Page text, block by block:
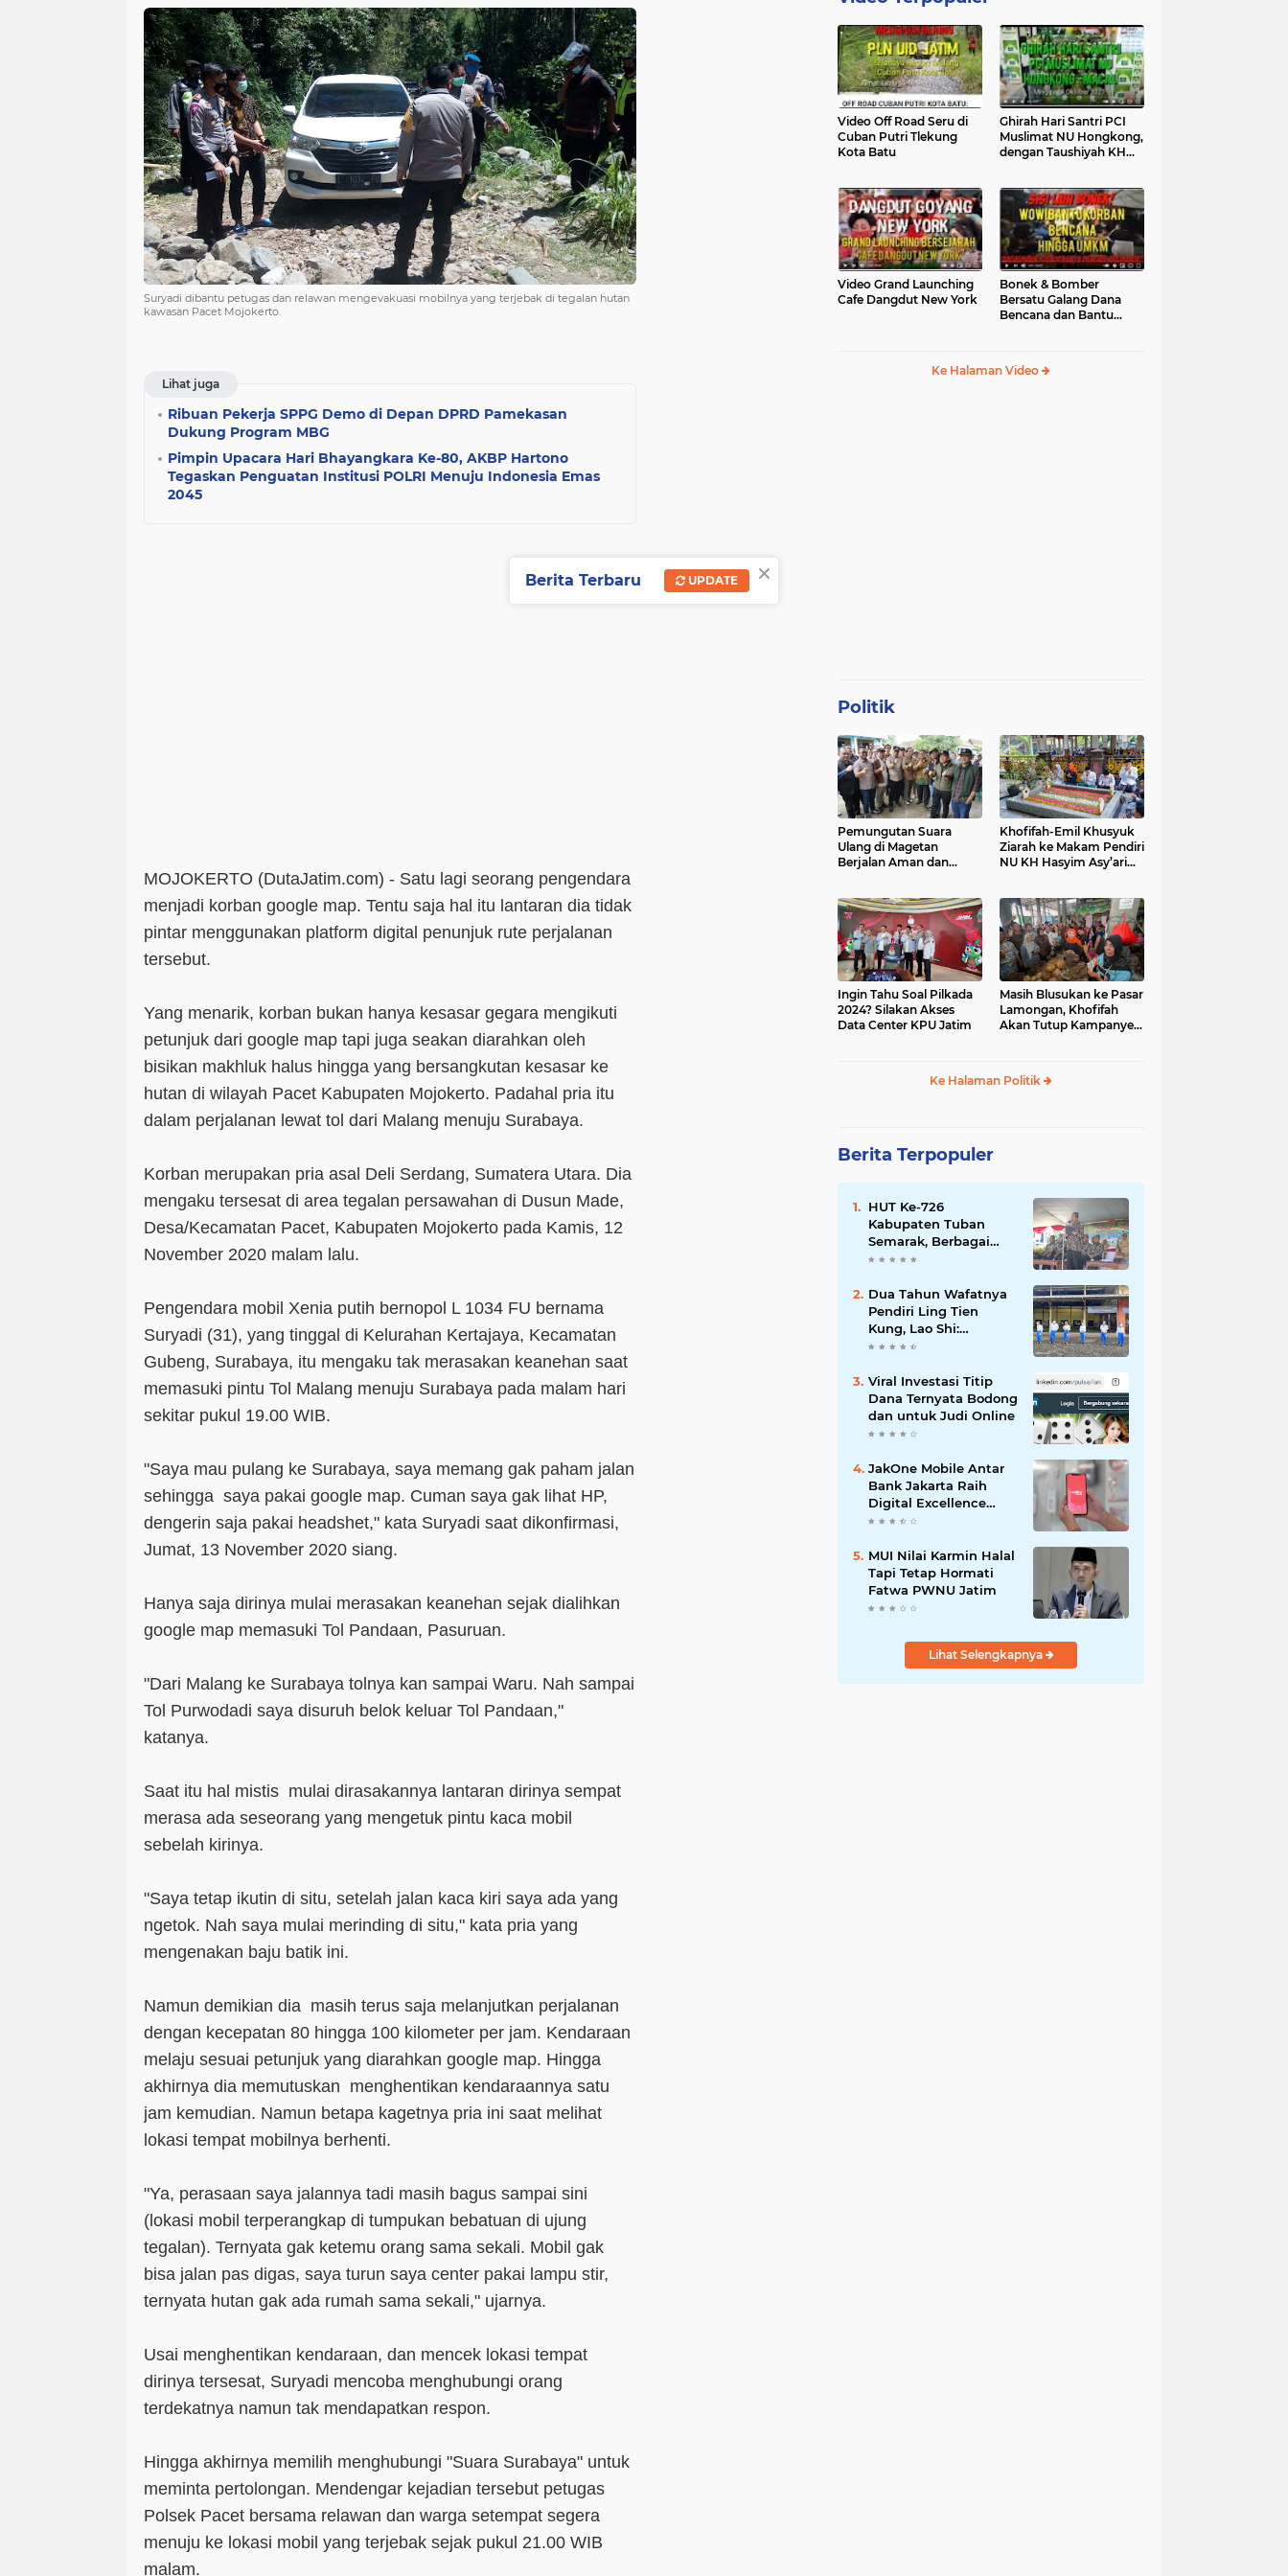
Suryadi dibantu petugas dan relawan mengevakuasi mobilnya yang terjebak di tegalan hutan
kawasan Pacet Mojokerto.
Lihat juga
Ribuan Pekerja SPPG Demo di Depan DPRD Pamekasan
Dukung Program MBG
Pimpin Upacara Hari Bhayangkara Ke-80, AKBP Hartono
Tegaskan Penguatan Institusi POLRI Menuju Indonesia Emas
2045
MOJOKERTO (DutaJatim.com) - Satu lagi seorang pengendara
menjadi korban google map. Tentu saja hal itu lantaran dia tidak
pintar menggunakan platform digital penunjuk rute perjalanan
tersebut.
Yang menarik, korban bukan hanya kesasar gegara mengikuti
petunjuk dari google map tapi juga seakan diarahkan oleh
bisikan makhluk halus hingga yang bersangkutan kesasar ke
hutan di wilayah Pacet Kabupaten Mojokerto. Padahal pria itu
dalam perjalanan lewat tol dari Malang menuju Surabaya.
Korban merupakan pria asal Deli Serdang, Sumatera Utara. Dia
mengaku tersesat di area tegalan persawahan di Dusun Made,
Desa/Kecamatan Pacet, Kabupaten Mojokerto pada Kamis, 12
November 2020 malam lalu.
Pengendara mobil Xenia putih bernopol L 1034 FU bernama
Suryadi (31), yang tinggal di Kelurahan Kertajaya, Kecamatan
Gubeng, Surabaya, itu mengaku tak merasakan keanehan saat
memasuki pintu Tol Malang menuju Surabaya pada malam hari
sekitar pukul 19.00 WIB.
"Saya mau pulang ke Surabaya, saya memang gak paham jalan
sehingga saya pakai google map. Cuman saya gak lihat HP,
dengerin saja pakai headshet," kata Suryadi saat dikonfirmasi,
Jumat, 13 November 2020 siang.
Hanya saja dirinya mulai merasakan keanehan sejak dialihkan
google map memasuki Tol Pandaan, Pasuruan.
"Dari Malang ke Surabaya tolnya kan sampai Waru. Nah sampai
Tol Purwodadi saya disuruh belok keluar Tol Pandaan,"
katanya.
Saat itu hal mistis mulai dirasakannya lantaran dirinya sempat
merasa ada seseorang yang mengetuk pintu kaca mobil
sebelah kirinya.
"Saya tetap ikutin di situ, setelah jalan kaca kiri saya ada yang
ngetok. Nah saya mulai merinding di situ," kata pria yang
mengenakan baju batik ini.
Namun demikian dia masih terus saja melanjutkan perjalanan
dengan kecepatan 80 hingga 100 kilometer per jam. Kendaraan
melaju sesuai petunjuk yang diarahkan google map. Hingga
akhirnya dia memutuskan menghentikan kendaraannya satu
jam kemudian. Namun betapa kagetnya pria ini saat melihat
lokasi tempat mobilnya berhenti.
"Ya, perasaan saya jalannya tadi masih bagus sampai sini
(lokasi mobil terperangkap di tumpukan bebatuan di ujung
tegalan). Ternyata gak ketemu orang sama sekali. Mobil gak
bisa jalan pas digas, saya turun saya center pakai lampu stir,
ternyata hutan gak ada rumah sama sekali," ujarnya.
Usai menghentikan kendaraan, dan mencek lokasi tempat
dirinya tersesat, Suryadi mencoba menghubungi orang
terdekatnya namun tak mendapatkan respon.
Hingga akhirnya memilih menghubungi "Suara Surabaya" untuk
meminta pertolongan. Mendengar kejadian tersebut petugas
Polsek Pacet bersama relawan dan warga setempat segera
menuju ke lokasi mobil yang terjebak sejak pukul 21.00 WIB
malam.
Video Off Road Seru di
Cuban Putri Tlekung
Kota Batu
Ghirah Hari Santri PCI
Muslimat NU Hongkong,
dengan Taushiyah KH
Video Grand Launching
Cafe Dangdut New York
Bonek & Bomber
Bersatu Galang Dana
Bencana dan Bantu
Ke Halaman Video
Politik
Pemungutan Suara
Ulang di Magetan
Berjalan Aman dan
Khofifah-Emil Khusyuk
Ziarah ke Makam Pendiri
NU KH Hasyim Asy’ari
Ingin Tahu Soal Pilkada
2024? Silakan Akses
Data Center KPU Jatim
Masih Blusukan ke Pasar
Lamongan, Khofifah
Akan Tutup Kampanye
Ke Halaman Politik
Berita Terpopuler
HUT Ke-726
Kabupaten Tuban
Semarak, Berbagai
Prestasinya Pun
Dua Tahun Wafatnya
Pendiri Ling Tien
Kung, Lao Shi:
Amanah Harus Kita
Viral Investasi Titip
Dana Ternyata Bodong
dan untuk Judi Online
JakOne Mobile Antar
Bank Jakarta Raih
Digital Excellence
Awards 2026
MUI Nilai Karmin Halal
Tapi Tetap Hormati
Fatwa PWNU Jatim
Lihat Selengkapnya
×
Berita Terbaru UPDATE